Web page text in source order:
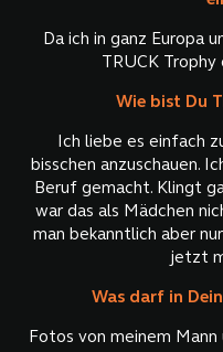
Da ich in ganz Europa
TRUCK
Wie bist Du
Ich liebe es einfach
bisschen anzuschauen.
Beruf gemacht. Klingt
war das als Mädchen
man bekanntlich aber
jetzt
Was darf in
Fotos von meinem Mann